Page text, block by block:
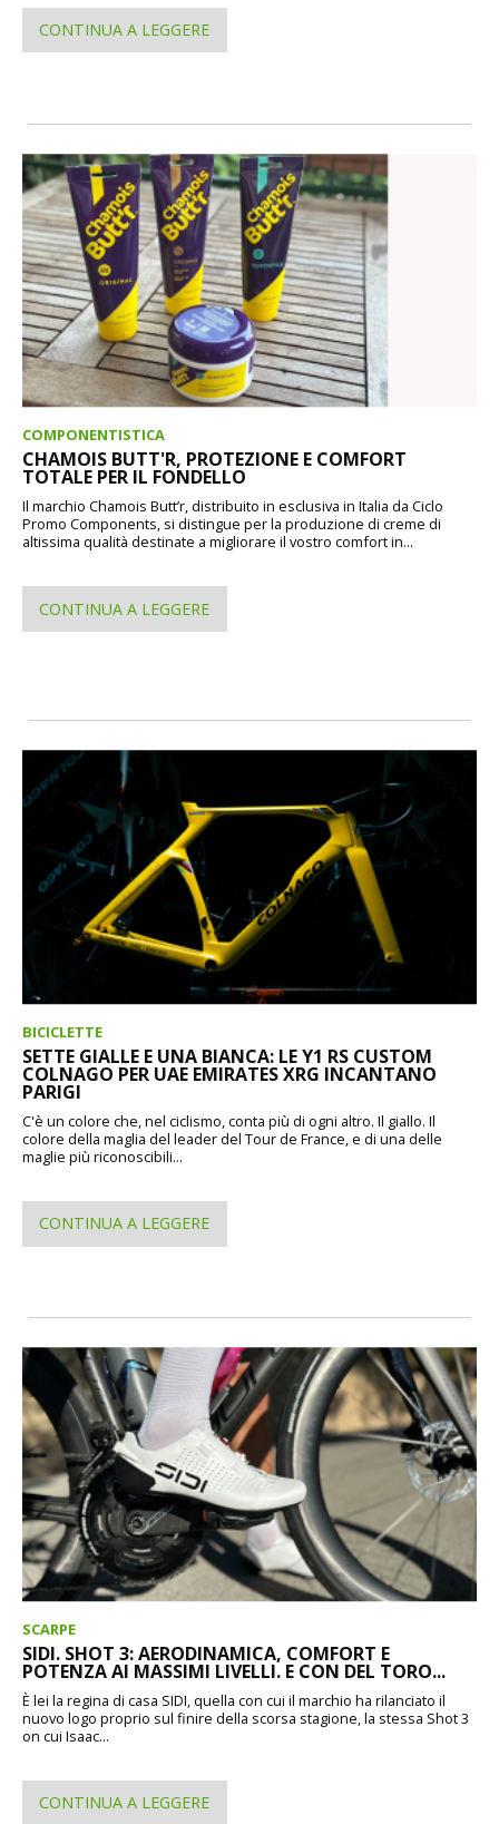
CONTINUA A LEGGERE
COMPONENTISTICA
CHAMOIS BUTT'R, PROTEZIONE E COMFORT
TOTALE PER IL FONDELLO
Il marchio Chamois Butt’r, distribuito in esclusiva in Italia da Ciclo
Promo Components, si distingue per la produzione di creme di
altissima qualità destinate a migliorare il vostro comfort in...
CONTINUA A LEGGERE
BICICLETTE
SETTE GIALLE E UNA BIANCA: LE Y1 RS CUSTOM
COLNAGO PER UAE EMIRATES XRG INCANTANO
PARIGI
C'è un colore che, nel ciclismo, conta più di ogni altro. Il giallo. Il
colore della maglia del leader del Tour de France, e di una delle
maglie più riconoscibili...
CONTINUA A LEGGERE
SCARPE
SIDI. SHOT 3: AERODINAMICA, COMFORT E
POTENZA AI MASSIMI LIVELLI. E CON DEL TORO...
È lei la regina di casa SIDI, quella con cui il marchio ha rilanciato il
nuovo logo proprio sul finire della scorsa stagione, la stessa Shot 3
on cui Isaac...
CONTINUA A LEGGERE